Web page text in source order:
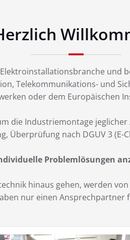
und
Telekommunikations- und
oder dem Europäischen
die Industriemontage
Überprüfung nach DGUV 3
Problemlösungen
hinaus gehen, werden
nur einen